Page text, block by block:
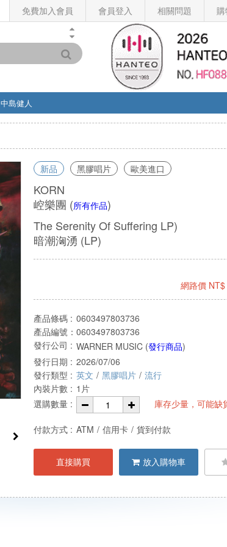
免費加入會員 會員登入 相關問題
中島健人
新品 黑膠唱片 歐美進口
KORN
崆樂團 (所有作品)
The Serenity Of Suffering LP)
暗潮洶湧 (LP)
網路價 NT$
產品條碼 : 0603497803736
產品編號： 0603497803736
發行公司 : WARNER MUSIC (發行商品)
發行日期 : 2026/07/06
發行類型 : 英文 / 黑膠唱片 / 流行
內裝片數 : 1片
選購數量 :
庫存少量，可能缺
付款方式 : ATM / 信用卡 / 貨到付款
直接購買 放入購物車